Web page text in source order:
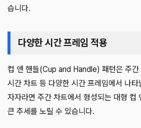
습니다.
다양한 시간 프레임 적용
컵 앤 핸들(Cup and Handle) 패턴은 주간
시간 차트 등 다양한 시간 프레임에서 나
자자라면 주간 차트에서 형성되는 대형 컵
큰 추세를 노릴 수 있습니다.